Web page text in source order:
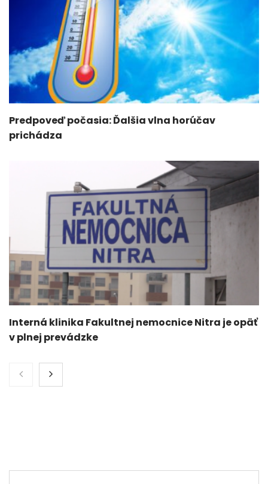
Predpoveď počasia: Ďalšia vlna horúčav
prichádza
Interná klinika Fakultnej nemocnice Nitra je opäť
v plnej prevádzke